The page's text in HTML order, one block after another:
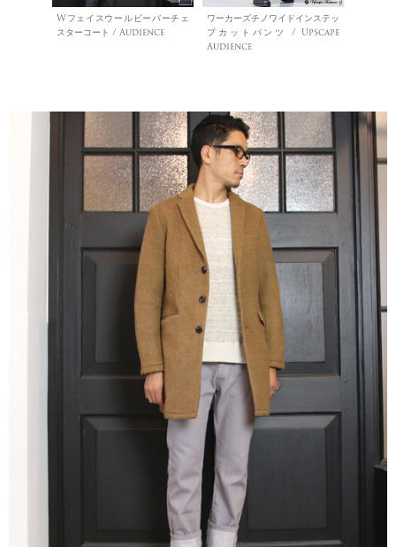
Wフェイスウールビーバーチェ
スターコート / Audience
ワーカーズチノワイドインステッ
プカットパンツ / Upscape
Audience